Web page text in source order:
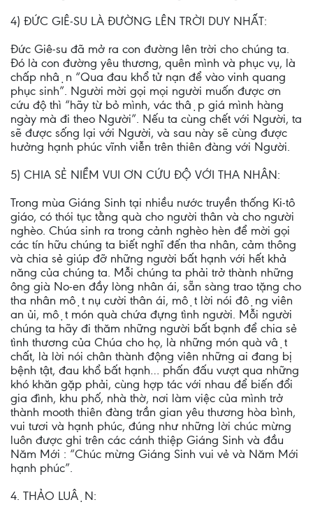
4) ĐỨC GIÊ-SU LÀ ĐƯỜNG LÊN TRỜI DUY NHẤT:
Đức Giê-su đã mở ra con đường lên trời cho chúng ta.
Đó là con đường yêu thương, quên mình và phục vụ, là
chấp nhận “Qua đau khổ tử nạn để vào vinh quang
phục sinh”. Người mời gọi mọi người muốn được ơn
cứu độ thì “hãy từ bỏ mình, vác thập giá mình hàng
ngày mà đi theo Người”. Nếu ta cùng chết với Người, ta
sẽ được sống lại với Người, và sau này sẽ cùng được
hưởng hạnh phúc vĩnh viễn trên thiên đàng với Người.
5) CHIA SẺ NIỀM VUI ƠN CỨU ĐỘ VỚI THA NHÂN:
Trong mùa Giáng Sinh tại nhiều nước truyền thống Ki-tô
giáo, có thói tục tằng quà cho người thân và cho người
nghèo. Chúa sinh ra trong cảnh nghèo hèn để mời gọi
các tín hữu chúng ta biết nghĩ đến tha nhân, cảm thông
và chia sẻ giúp đỡ những người bất hạnh với hết khả
năng của chúng ta. Mỗi chúng ta phải trở thành những
ông già No-en đầy lòng nhân ái, sẵn sàng trao tặng cho
tha nhân một nụ cười thân ái, một lời nói động viên
an ủi, một món quà chứa đựng tình người. Mỗi người
chúng ta hãy đi thăm những người bất bạnh để chia sẻ
tình thương của Chúa cho họ, là những món quà vật
chất, là lời nói chân thành động viên những ai đang bị
bệnh tật, đau khổ bất hạnh… phấn đấu vượt qua những
khó khăn gặp phải, cùng hợp tác với nhau để biến đổi
gia đình, khu phố, nhà thờ, nơi làm việc của mình trở
thành mooth thiên đàng trần gian yêu thương hòa bình,
vui tươi và hạnh phúc, đúng như những lời chúc mừng
luôn được ghi trên các cánh thiệp Giáng Sinh và đầu
Năm Mới : “Chúc mừng Giáng Sinh vui vẻ và Năm Mới
hạnh phúc”.
4. THẢO LUẬN: